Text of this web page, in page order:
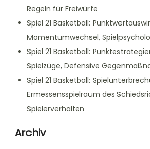
Regeln für Freiwürfe
Spiel 21 Basketball:
Momentumwechsel,
Spiel 21 Basketball:
Spielzüge, Defensive
Spiel 21 Basketball:
Ermessensspielraum des
Spielerverhalten
Archiv